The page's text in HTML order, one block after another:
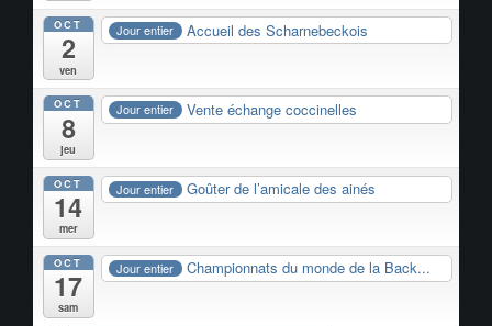
OCT
2
ven
Jour entier Accueil des Scharnebeckois
OCT
8
jeu
Jour entier Vente échange coccinelles
OCT
14
mer
Jour entier Goûter de l’amicale des ainés
OCT
17
sam
Jour entier Championnats du monde de la Back...